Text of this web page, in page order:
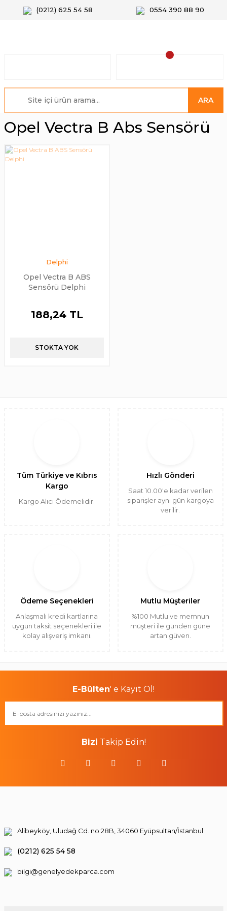
(0212) 625 54 58 0554 390 88 90
ARA
Opel Vectra B Abs Sensörü
Delphi
Opel Vectra B ABS
Sensörü Delphi
188,24 TL
STOKTA YOK
Tüm Türkiye ve Kıbrıs
Kargo
Kargo Alıcı Ödemelidir.
Hızlı Gönderi
Saat 10.00'e kadar verilen
siparişler aynı gün kargoya
verilir.
Ödeme Seçenekleri
Anlaşmalı kredi kartlarına
uygun taksit seçenekleri ile
kolay alışveriş imkanı.
Mutlu Müşteriler
%100 Mutlu ve memnun
müşteri ile günden güne
artan güven.
E-Bülten' e Kayıt Ol!
Bizi Takip Edin!
Alibeyköy, Uludağ Cd. no:28B, 34060 Eyüpsultan/İstanbul
(0212) 625 54 58
bilgi@genelyedekparca.com